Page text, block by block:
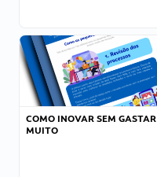
COMO INOVAR SEM GASTAR
MUITO